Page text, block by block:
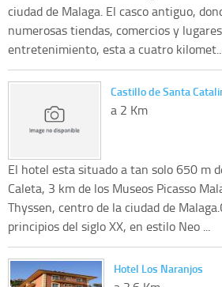
ciudad de Malaga. El casco antiguo,
numerosas tiendas, comercios y
entretenimiento, esta a cuatro
Castillo de Santa
a 2 Km
El hotel esta situado a tan solo 650 m
Caleta, 3 km de los Museos Picasso
Thyssen, centro de la ciudad de
principios del siglo XX, en estilo Neo ...
Hotel Los Naranjos